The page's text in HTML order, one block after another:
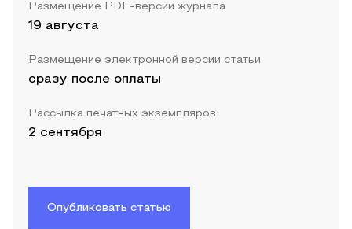
Размещение PDF-версии журнала
19 августа
Размещение электронной версии статьи
сразу после оплаты
Рассылка печатных экземпляров
2 сентября
Опубликовать статью